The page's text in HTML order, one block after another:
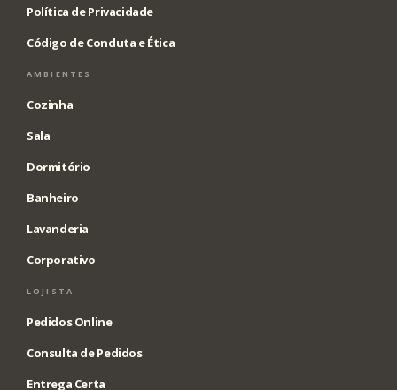
Política de Privacidade
Código de Conduta e Ética
AMBIENTES
Cozinha
Sala
Dormitório
Banheiro
Lavanderia
Corporativo
LOJISTA
Pedidos Online
Consulta de Pedidos
Entrega Certa